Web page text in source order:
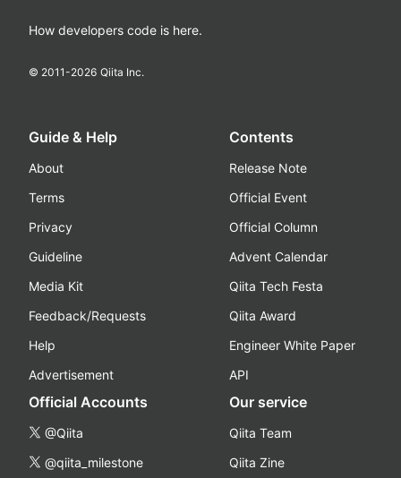
How developers code is here.
© 2011-2026 Qiita Inc.
Guide & Help
About
Terms
Privacy
Guideline
Media Kit
Feedback/Requests
Help
Advertisement
Contents
Release Note
Official Event
Official Column
Advent Calendar
Qiita Tech Festa
Qiita Award
Engineer White Paper
API
Official Accounts
@Qiita
@qiita_milestone
Our service
Qiita Team
Qiita Zine